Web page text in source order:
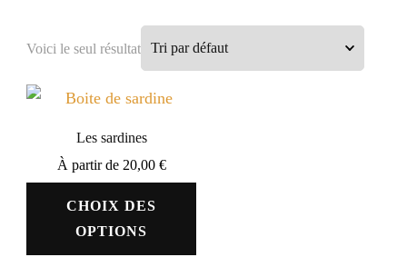
Voici le seul résultat
Les sardines
À partir de 20,00 €
CHOIX DES
OPTIONS